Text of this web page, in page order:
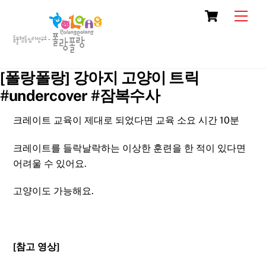
content
Cart
[폴랑폴랑] 강아지 고양이 트릭
#undercover #잠복수사
크레이트 교육이 제대로 되었다면 교육 소요 시간 10분
크레이트를 들락날락하는 이상한 훈련을 한 적이 있다면
어려울 수 있어요.
고양이도 가능해요.
[참고 영상]